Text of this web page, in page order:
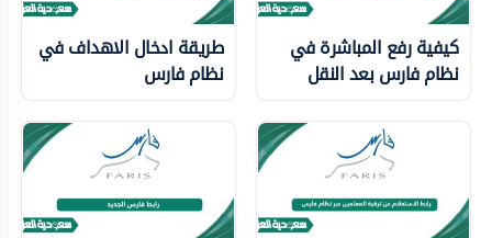
كيفية رفع المباشرة في
نظام فارس بعد النقل
طريقة ادخال الاهداف في
نظام فارس